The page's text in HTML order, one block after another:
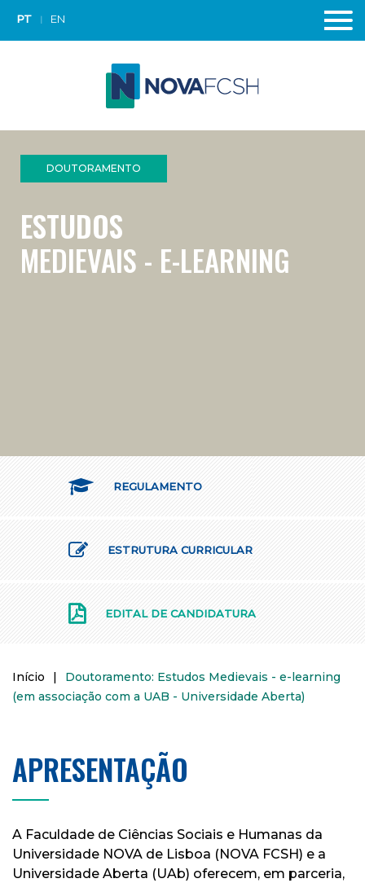
PT EN
DOUTORAMENTO
ESTUDOS
MEDIEVAIS - E-LEARNING
REGULAMENTO
ESTRUTURA CURRICULAR
EDITAL DE CANDIDATURA
Início |
Doutoramento: Estudos Medievais - e-learning
(em associação com a UAB - Universidade Aberta)
APRESENTAÇÃO
A Faculdade de Ciências Sociais e Humanas da
Universidade NOVA de Lisboa (NOVA FCSH) e a
Universidade Aberta (UAb) oferecem, em parceria,